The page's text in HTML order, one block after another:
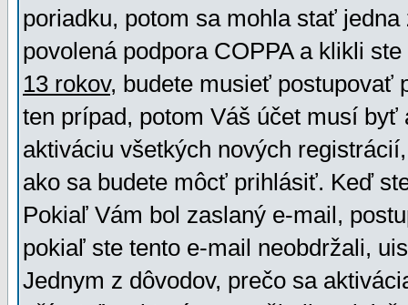
poriadku, potom sa mohla stať
povolená podpora COPPA a klikli
13 rokov, budete musieť postupovať
ten prípad, potom Váš účet musí
aktiváciu všetkých nových
ako sa budete môcť prihlásiť. Keď
Pokiaľ Vám bol zaslaný e-mail,
pokiaľ ste tento e-mail neobdržali,
Jednym z dôvodov, prečo sa